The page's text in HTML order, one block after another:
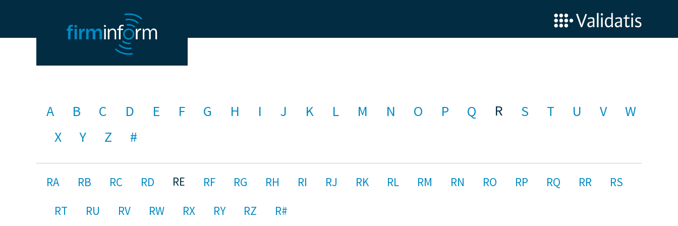
A B C D E F G H I J K L M N O P Q R S T U V
W
X
Y Z #
RA RB RC RD RE RF RG RH RI RJ RK RL RM RN RO RP RQ RR
RS
RT
RU RV RW RX RY RZ R#